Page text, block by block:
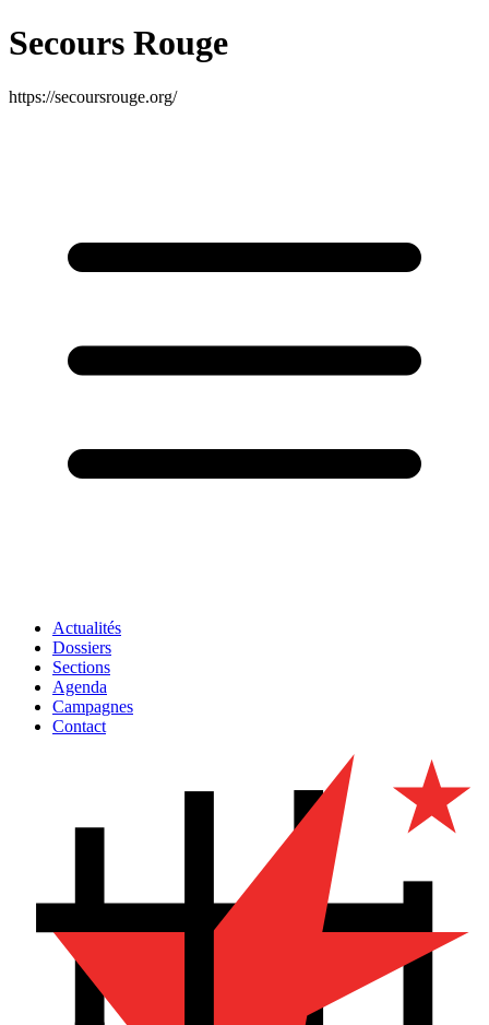
Secours Rouge
https://secoursrouge.org/
Actualités
Dossiers
Sections
Agenda
Campagnes
Contact